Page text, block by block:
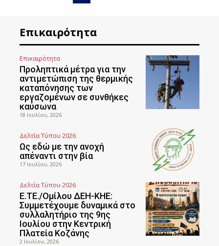
Επικαιρότητα
Επικαιρότητα
Προληπτικά μέτρα για την
αντιμετώπιση της θερμικής
καταπόνησης των
εργαζομένων σε συνθήκες
καύσωνα
18 Ιουλίου, 2026
Δελτία Τύπου 2026
Ως εδώ με την ανοχή
απέναντι στην βία
17 Ιουλίου, 2026
Δελτία Τύπου 2026
Ε.ΤΕ./Ομίλου ΔΕΗ-ΚΗΕ:
Συμμετέχουμε δυναμικά στο
συλλαλητήριο της 9ης
Ιουλίου στην Κεντρική
Πλατεία Κοζάνης
2 Ιουλίου, 2026